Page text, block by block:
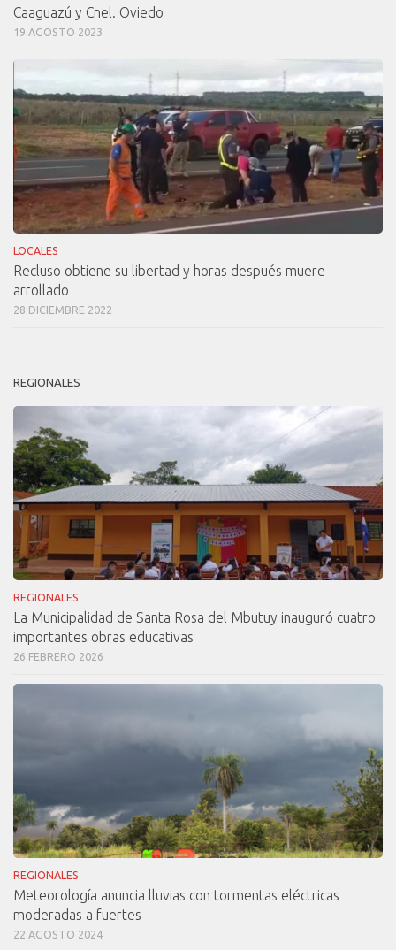
Caaguazú y Cnel. Oviedo
19 AGOSTO 2023
LOCALES
Recluso obtiene su libertad y horas después muere
arrollado
28 DICIEMBRE 2022
REGIONALES
REGIONALES
La Municipalidad de Santa Rosa del Mbutuy inauguró cuatro
importantes obras educativas
26 FEBRERO 2026
REGIONALES
Meteorología anuncia lluvias con tormentas eléctricas
moderadas a fuertes
22 AGOSTO 2024